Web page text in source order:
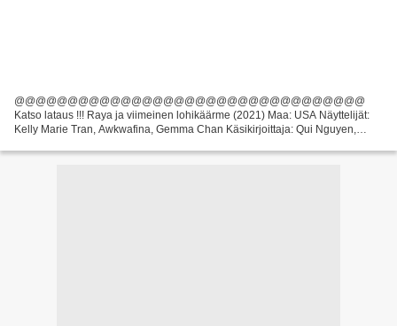
@@@@@@@@@@@@@@@@@@@@@@@@@@@@@@@@@
Katso lataus !!! Raya ja viimeinen lohikäärme (2021) Maa: USA Näyttelijät:
Kelly Marie Tran, Awkwafina, Gemma Chan Käsikirjoittaja: Qui Nguyen,